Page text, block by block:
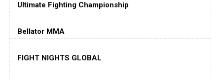
Дастин Порье
(26-6-0, 1)
Jorge Masvidal
Ultimate Fighting Championship
Bellator MMA
FIGHT NIGHTS GLOBAL